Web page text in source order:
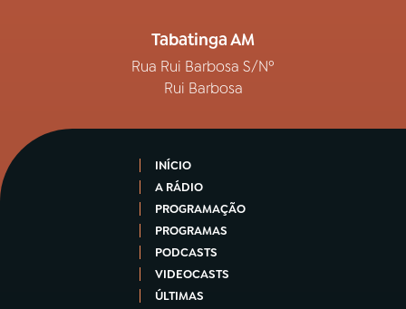
Tabatinga AM
Rua Rui Barbosa S/Nº
Rui Barbosa
INÍCIO
A RÁDIO
PROGRAMAÇÃO
PROGRAMAS
PODCASTS
VIDEOCASTS
ÚLTIMAS